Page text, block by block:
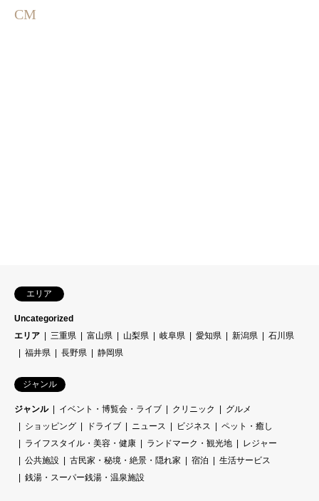
CM
エリア
Uncategorized
エリア
三重県 富山県 山梨県 岐阜県 愛知県 新潟県
石川県
福井県
長野県 静岡県
ジャンル
ジャンル イベント・博覧会・ライブ クリニック
グルメ
ショッピング
ドライブ ニュース ビジネス
ペット・癒し
ライフスタイル・美容・健康
ランドマーク・観光地
レジャー
公共施設
古民家・秘境・絶景・隠れ家 宿泊
生活サービス
銭湯・スーパー銭湯・温泉施設